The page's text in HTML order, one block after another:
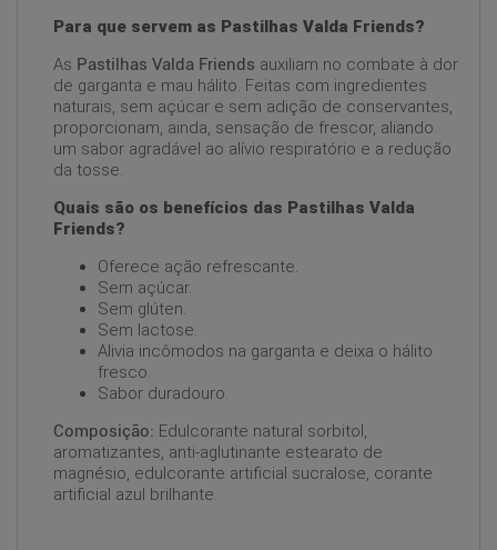
Para que servem as Pastilhas Valda Friends?
As Pastilhas Valda Friends auxiliam no combate à dor
de garganta e mau hálito. Feitas com ingredientes
naturais, sem açúcar e sem adição de conservantes,
proporcionam, ainda, sensação de frescor, aliando
um sabor agradável ao alívio respiratório e a redução
da tosse.
Quais são os benefícios das Pastilhas Valda
Friends?
Oferece ação refrescante.
Sem açúcar.
Sem glúten.
Sem lactose.
Alivia incômodos na garganta e deixa o hálito
fresco.
Sabor duradouro.
Composição: Edulcorante natural sorbitol,
aromatizantes, anti-aglutinante estearato de
magnésio, edulcorante artificial sucralose, corante
artificial azul brilhante.